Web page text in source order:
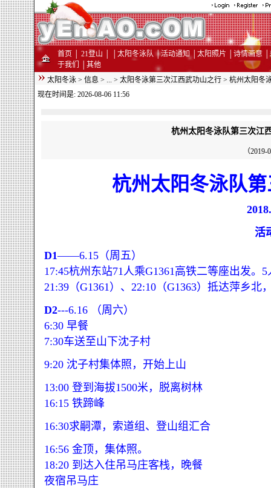
首页 21登山 太阳冬泳队│活动通知│ 太阳照片 诗情画意│
于我们
其他
太阳冬泳 > 信息> ... > 太阳冬泳第三次江西武功山之行> 杭州太阳冬
现在时间是: 2026-08-06 11:56
杭州太阳冬泳队第三次江
（
杭州太阳冬泳队
活
D1——6.15（周五）
17:45杭州东站71人乘G1361高铁二等座出发。
21:39（G1361）、22:10（G1363）抵达萍乡北
D2---6.16 （周六）
6:30 早餐
7:30车送至山下沈子村
9:20 沈子村集体照，开始上山
13:00 登到海拔1500米，脱离树林
16:15 铁蹄峰
16:30求嗣潭，索道组、登山组汇合
16:56 金顶，集体照。
18:20 到达入住吊马庄客栈，晚餐
夜宿吊马庄